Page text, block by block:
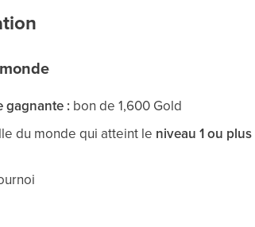
gagnante : bon de 1,600 Gold
du monde qui atteint le niveau 1 ou plus